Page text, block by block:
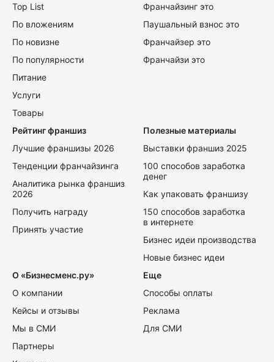
Top List
По вложениям
По новизне
По популярности
Питание
Услуги
Товары
Франчайзинг это
Паушальный взнос это
Франчайзер это
Франчайзи это
Рейтинг франшиз
Лучшие франшизы 2026
Тенденции франчайзинга
Аналитика рынка франшиз
2026
Получить награду
Принять участие
Полезные материалы
Выставки франшиз 2025
100 способов заработка
денег
Как упаковать франшизу
150 способов заработка
в интернете
Бизнес идеи производства
Новые бизнес идеи
О «Бизнесменс.ру»
О компании
Кейсы и отзывы
Мы в СМИ
Партнеры
Еще
Способы оплаты
Реклама
Для СМИ